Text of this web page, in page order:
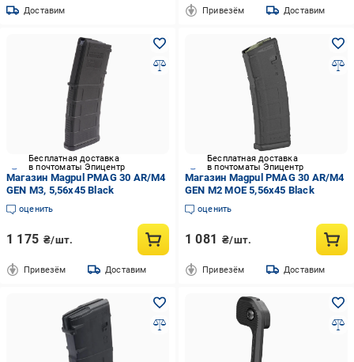
Доставим Привезём Доставим
Бесплатная доставка
в почтоматы Эпицентр
Магазин Magpul PMAG 30 AR/M4
GEN M3, 5,56x45 Black
оценить
1 175 ₴/шт.
Привезём Доставим
Бесплатная доставка
в почтоматы Эпицентр
Магазин Magpul PMAG 30 AR/M4
GEN M2 MOE 5,56x45 Black
оценить
1 081 ₴/шт.
Привезём Доставим